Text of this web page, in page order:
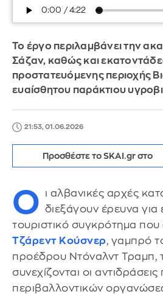
Το έργο περιλαμβάνει την
Σάζαν, καθώς και
προστατευόμενης περιοχής
ευαίσθητου παράκτιου
21:53, 01.06.2026
Προσθέστε το SKAI.gr στο
Ο
ι αλβανικές αρχές
διεξάγουν έρευνα για
τουριστικό συγκρότημα που
Τζάρεντ Κούσνερ, γαμπρό
προέδρου Ντόναλντ Τραμπ,
συνεχίζονται οι αντιδράσεις
περιβαλλοντικών